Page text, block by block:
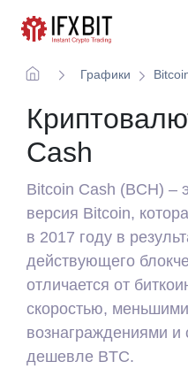
Графики
Cash
Bitcoin Cash (BCH) –
версия Bitcoin,
в 2017 году в
действующего
отличается от
скоростью,
вознаграждениями и
дешевле BTC.